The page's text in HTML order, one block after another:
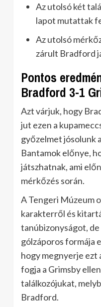
Az utolsó két
lapot mutattak
Az utolsó
zárult Bradford
Pontos
Bradford 3-1
Azt várjuk, hogy
jut ezen a
győzelmet jósolunk
Bantamok előnye,
játszhatnak, ami
mérkőzés során.
A Tengeri Múzeum
karakterről és
tanúbizonyságot,
gólzáporos formája
hogy megnyerje ezt
fogja a Grimsby
találkozójukat,
Bradford.